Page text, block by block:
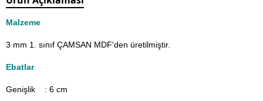
Malzeme
3 mm 1. sınıf ÇAMSAN MDF'den üretilmiştir.
Ebatlar
Genişlik : 6 cm